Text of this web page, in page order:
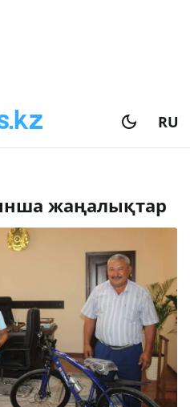
RU
жаңалықтар